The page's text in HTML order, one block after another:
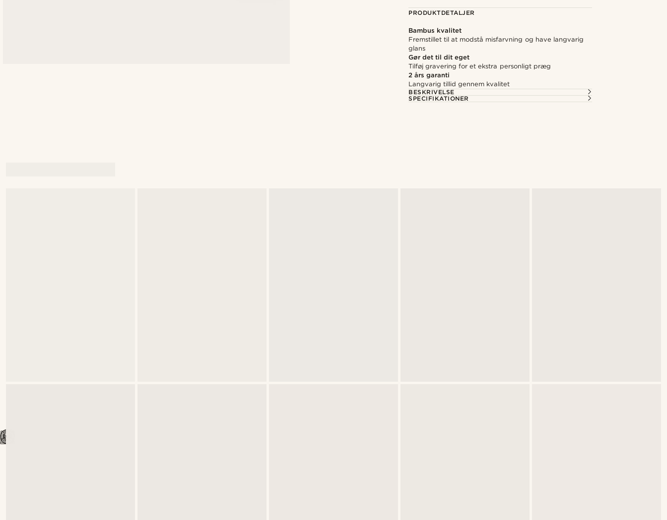
PRODUKTDETALJER
Bambus kvalitet
Fremstillet til at modstå misfarvning og have langvarig
glans
Gør det til dit eget
Tilføj gravering for et ekstra personligt præg
2 års garanti
Langvarig tillid gennem kvalitet
BESKRIVELSE
SPECIFIKATIONER